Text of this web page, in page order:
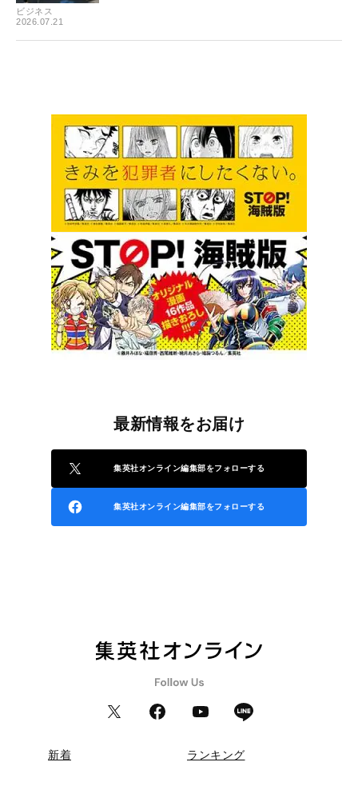
ビジネス
2026.07.21
最新情報をお届け
集英社オンライン編集部をフォローする
集英社オンライン編集部をフォローする
新着 ランキング